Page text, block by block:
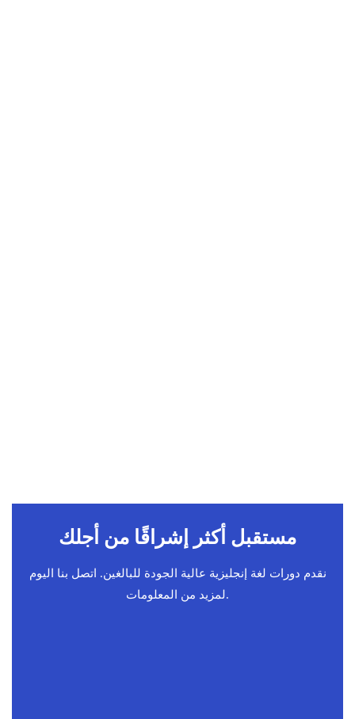
مستقبل أكثر إشراقًا من أجلك
نقدم دورات لغة إنجليزية عالية الجودة للبالغين. اتصل بنا اليوم
لمزيد من المعلومات.